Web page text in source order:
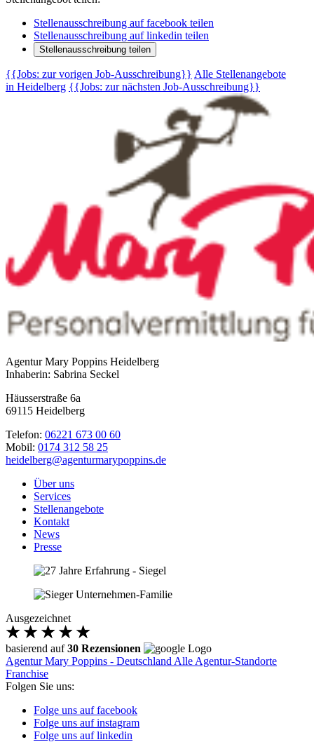
Stellenausschreibung auf facebook teilen
Stellenausschreibung auf linkedin teilen
Stellenausschreibung teilen
{{Jobs: zur vorigen Job-Ausschreibung}} Alle Stellenangebote
in Heidelberg {{Jobs: zur nächsten Job-Ausschreibung}}
Agentur Mary Poppins Heidelberg
Inhaberin: Sabrina Seckel
Häusserstraße 6a
69115 Heidelberg
Telefon: 06221 673 00 60
Mobil: 0174 312 58 25
heidelberg@agenturmarypoppins.de
Über uns
Services
Stellenangebote
Kontakt
News
Presse
Ausgezeichnet
basierend auf30 Rezensionen
Agentur Mary Poppins - Deutschland Alle Agentur-Standorte
Franchise
Folgen Sie uns:
Folge uns auf facebook
Folge uns auf instagram
Folge uns auf linkedin